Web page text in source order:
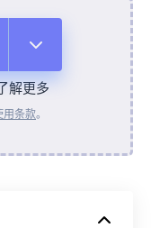
解更多
用条款。